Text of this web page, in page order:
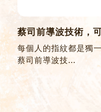
每個人的指紋都是獨
蔡司前導波技...